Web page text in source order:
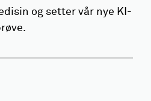
og setter vår nye KI-